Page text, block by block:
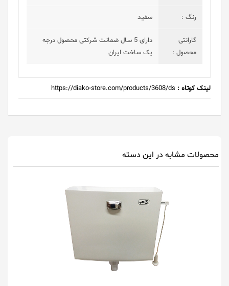
رنگ : سفید
گارانتی
محصول :
دارای 5 سال ضمانت شرکتی محصول درجه
یک ساخت ایران
لینک کوتاه : https://diako-store.com/products/3608/ds
محصولات مشابه در این دسته